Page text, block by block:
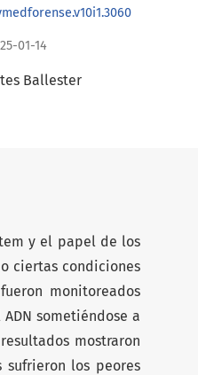
01-14
Ballester
y el papel de los
ciertas condiciones
monitoreados
sometiéndose a
mostraron
sufrieron los peores